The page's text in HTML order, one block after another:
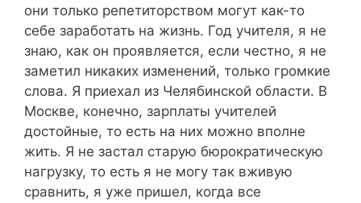
они только репетиторством могут как-то
себе заработать на жизнь. Год учителя, я не
знаю, как он проявляется, если честно, я не
заметил никаких изменений, только громкие
слова. Я приехал из Челябинской области. В
Москве, конечно, зарплаты учителей
достойные, то есть на них можно вполне
жить. Я не застал старую бюрократическую
нагрузку, то есть я не могу так вживую
сравнить, я уже пришел, когда все